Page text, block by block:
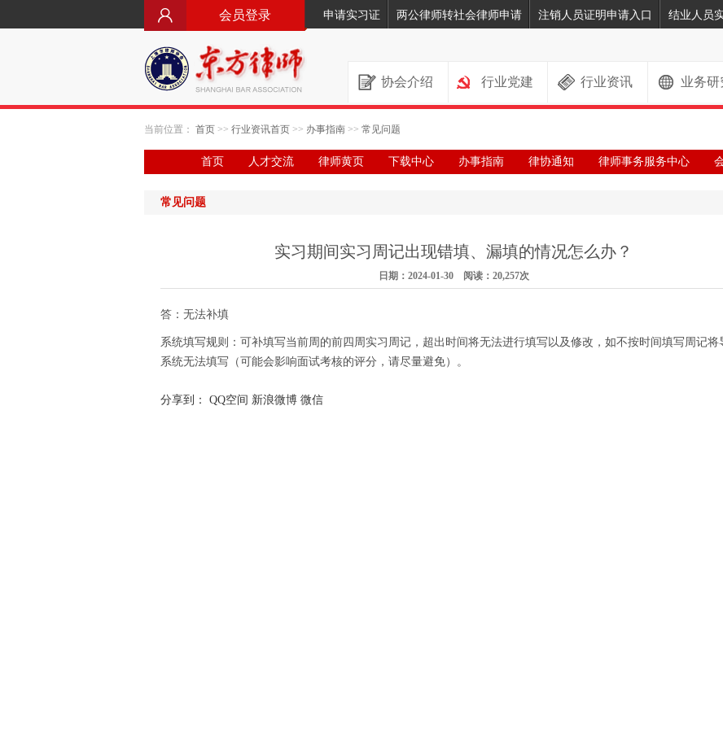
会员登录 申请实习证 两公律师转社会律师申请 注销人员证明申请入口 结业人员
协会介绍 行业党建 行业资讯 业务研
当前位置： 首页 >> 行业资讯首页 >> 办事指南 >> 常见问题
首页 人才交流 律师黄页 下载中心 办事指南 律协通知 律师事务服务中心
常见问题
实习期间实习周记出现错填、漏填的情况怎么办？
日期：2024-01-30 阅读：20,257次
答：无法补填
系统填写规则：可补填写当前周的前四周实习周记，超出时间将无法进行填写以及修改，如不按时间填写周记将
系统无法填写（可能会影响面试考核的评分，请尽量避免）。
分享到： QQ空间 新浪微博 微信